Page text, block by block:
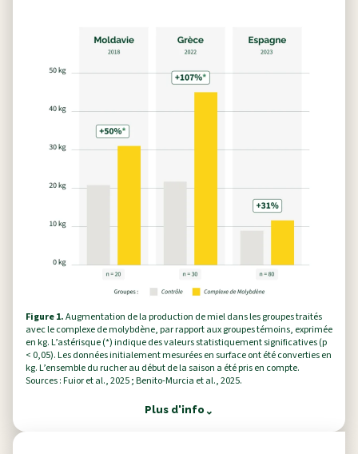
Figure 1.Augmentation de la production de miel dans les groupes traités
avec le complexe de molybdène, par rapport aux groupes témoins, exprimée
en kg. L’astérisque (*) indique des valeurs statistiquement significatives (p
< 0,05). Les données initialement mesurées en surface ont été converties en
kg. L’ensemble du rucher au début de la saison a été pris en compte.
Sources : Fuior et al., 2025 ; Benito-Murcia et al., 2025.
Plus d'info ⌃